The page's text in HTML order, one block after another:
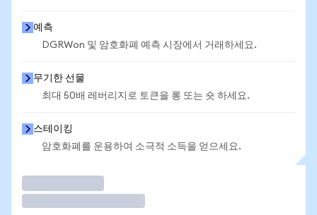
예측
DGRWon 및 암호화폐 예측 시장에서 거래하세요.
무기한 선물
최대 50배 레버리지로 토큰을 롱 또는 숏 하세요.
스테이킹
암호화폐를 운용하여 소극적 소득을 얻으세요.